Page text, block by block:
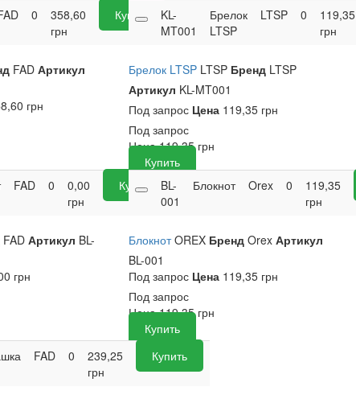
0
358,60
грн
Купить
FAD Артикул
грн
KL-
MT001
Брелок
LTSP
LTSP 0
119,35
грн
Брелок LTSP LTSP БрендLTSP
Артикул KL-MT001
Под запрос Цена119,35 грн
Под запрос
Цена 119,35грн
Купить
FAD 0
0,00
грн
Купить
FAD Артикул BL-
грн
BL-
001
Блокнот Orex 0
119,35
грн
БлокнотOREX БрендOrex Артикул
BL-001
Под запрос Цена119,35 грн
Под запрос
Цена 119,35грн
Купить
FAD 0
239,25
грн
Купить